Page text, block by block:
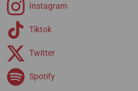
Instagram
Tiktok
Twitter
Spotify